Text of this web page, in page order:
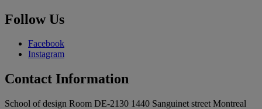
Follow Us
Facebook
Instagram
Contact Information
School of design Room DE-2130 1440 Sanguinet street Montreal